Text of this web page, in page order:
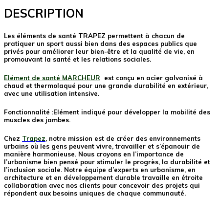
DESCRIPTION
Les éléments de santé TRAPEZ permettent à chacun de
pratiquer un sport aussi bien dans des espaces publics que
privés pour améliorer leur bien-être et la qualité de vie, en
promouvant la santé et les relations sociales.
Elément de santé MARCHEUR
est conçu en acier galvanisé à
chaud et thermolaqué pour une grande durabilité en extérieur,
avec une utilisation intensive.
Fonctionnalité :Elément indiqué pour développer la mobilité des
muscles des jambes.
Chez Trapez, notre mission est de créer des environnements
urbains où les gens peuvent vivre, travailler et s’épanouir de
manière harmonieuse. Nous croyons en l’importance de
l’urbanisme bien pensé pour stimuler le progrès, la durabilité et
l’inclusion sociale. Notre équipe d’experts en urbanisme, en
architecture et en développement durable travaille en étroite
collaboration avec nos clients pour concevoir des projets qui
répondent aux besoins uniques de chaque communauté.